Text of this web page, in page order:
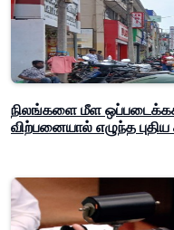
நிலங்களை மீள
விற்பனையால் எழுந்த